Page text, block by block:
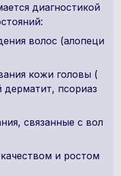
диагностикой
волос (алопеци
кожи головы (
дерматит, псориаз
связанные с вол
и ростом